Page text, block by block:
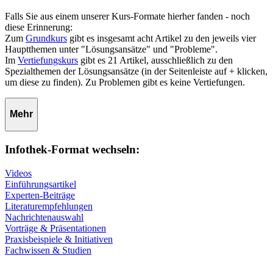
Falls Sie aus einem unserer Kurs-Formate hierher fanden - noch
diese Erinnerung:
Zum Grundkurs gibt es insgesamt acht Artikel zu den jeweils vier
Hauptthemen unter "Lösungsansätze" und "Probleme".
Im Vertiefungskurs gibt es 21 Artikel, ausschließlich zu den
Spezialthemen der Lösungsansätze (in der Seitenleiste auf + klicken,
um diese zu finden). Zu Problemen gibt es keine Vertiefungen.
Mehr
Infothek-Format wechseln:
Videos
Einführungsartikel
Experten-Beiträge
Literaturempfehlungen
Nachrichtenauswahl
Vorträge & Präsentationen
Praxisbeispiele & Initiativen
Fachwissen & Studien